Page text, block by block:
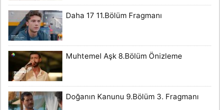
Daha 17 11.Bölüm Fragmanı
Muhtemel Aşk 8.Bölüm Önizleme
Doğanın Kanunu 9.Bölüm 3. Fragmanı